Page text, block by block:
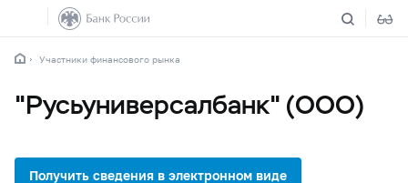
Участники финансового рынка
"Русьуниверсалбанк" (ООО)